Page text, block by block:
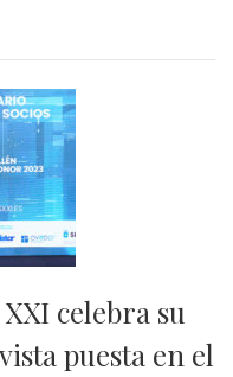
celebra su
puesta en el